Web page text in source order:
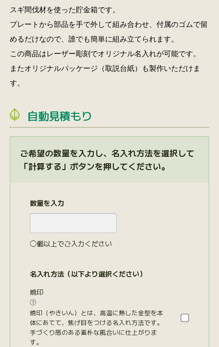
スギ間伐材を使った貯金箱です。
プレートから部品を手で外して組み合わせ、付属のゴムで留
めるだけなので、誰でも簡単に組み立てられます。
この商品はレーザー彫刻でオリジナル名入れが可能です。
またオリジナルパッケージ（取説台紙）も製作いただけま
す。
自動見積もり
ご希望の数量を入力し、名入れ方法を選択して
「計算する」ボタンを押してください。
数量を入力
◯個以上でご入力ください
名入れ方法（以下より選択ください）
焼印

焼印（やきいん）とは、高温に熱した金型を本
体にあてて、焦げ目をつける名入れ方法です。
手づくり感のある素朴な風合いに仕上がりま
す。